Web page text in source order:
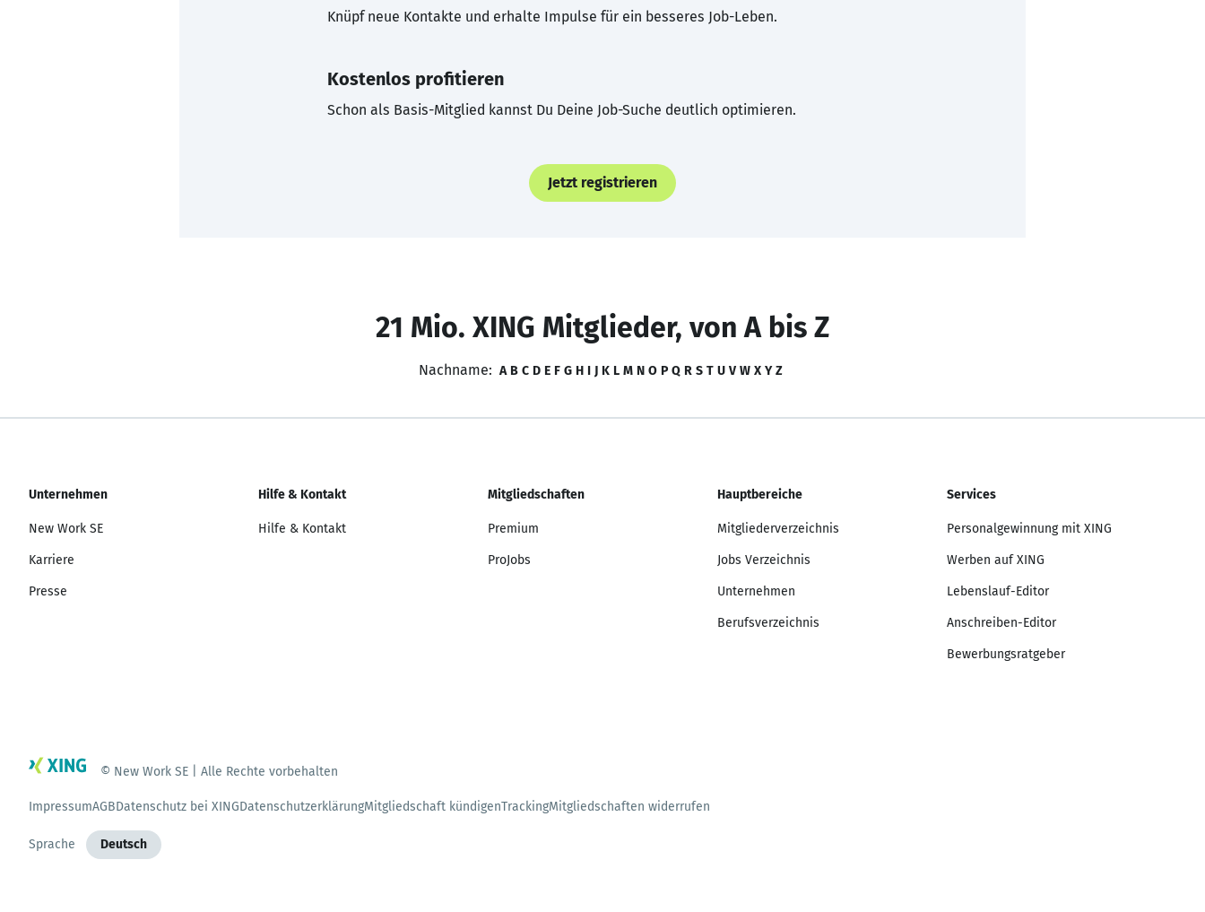
Knüpf neue Kontakte und erhalte Impulse für ein besseres Job-Leben.
Kostenlos profitieren
Schon als Basis-Mitglied kannst Du Deine Job-Suche deutlich optimieren.
Jetzt registrieren
21 Mio. XING Mitglieder, von A bis Z
Nachname: A B C D E F G H I J K L M N O P Q R S T U V W X Y Z
Unternehmen
New Work SE
Karriere
Presse
Hilfe & Kontakt
Hilfe & Kontakt
Mitgliedschaften
Premium
ProJobs
Hauptbereiche
Mitgliederverzeichnis
Jobs Verzeichnis
Unternehmen
Berufsverzeichnis
Services
Personalgewinnung mit XING
Werben auf XING
Lebenslauf-Editor
Anschreiben-Editor
Bewerbungsratgeber
© New Work SE | Alle Rechte vorbehalten
ImpressumAGBDatenschutz bei XINGDatenschutzerklärungMitgliedschaft kündigenTrackingMitgliedschaften widerrufen
Sprache Deutsch